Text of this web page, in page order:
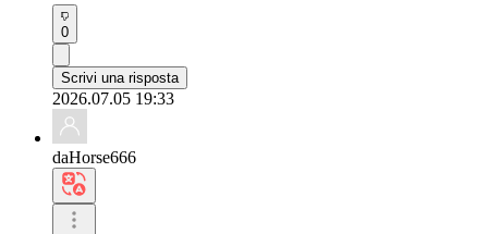
0
Scrivi una risposta
2026.07.05 19:33
daHorse666